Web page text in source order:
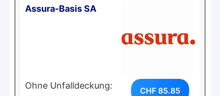
Assura-Basis SA
Ohne Unfalldeckung: CHF 85.85